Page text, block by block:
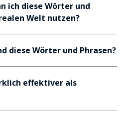
ich diese Wörter und
Welt nutzen?
diese Wörter und Phrasen?
effektiver als